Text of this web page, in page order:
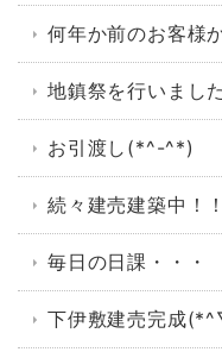
何年か前のお客様
地鎮祭を行いまし
お引渡し(*^-^*)
続々建売建築中！！
毎日の日課・・・
下伊敷建売完成